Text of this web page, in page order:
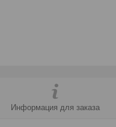
Информация для заказа